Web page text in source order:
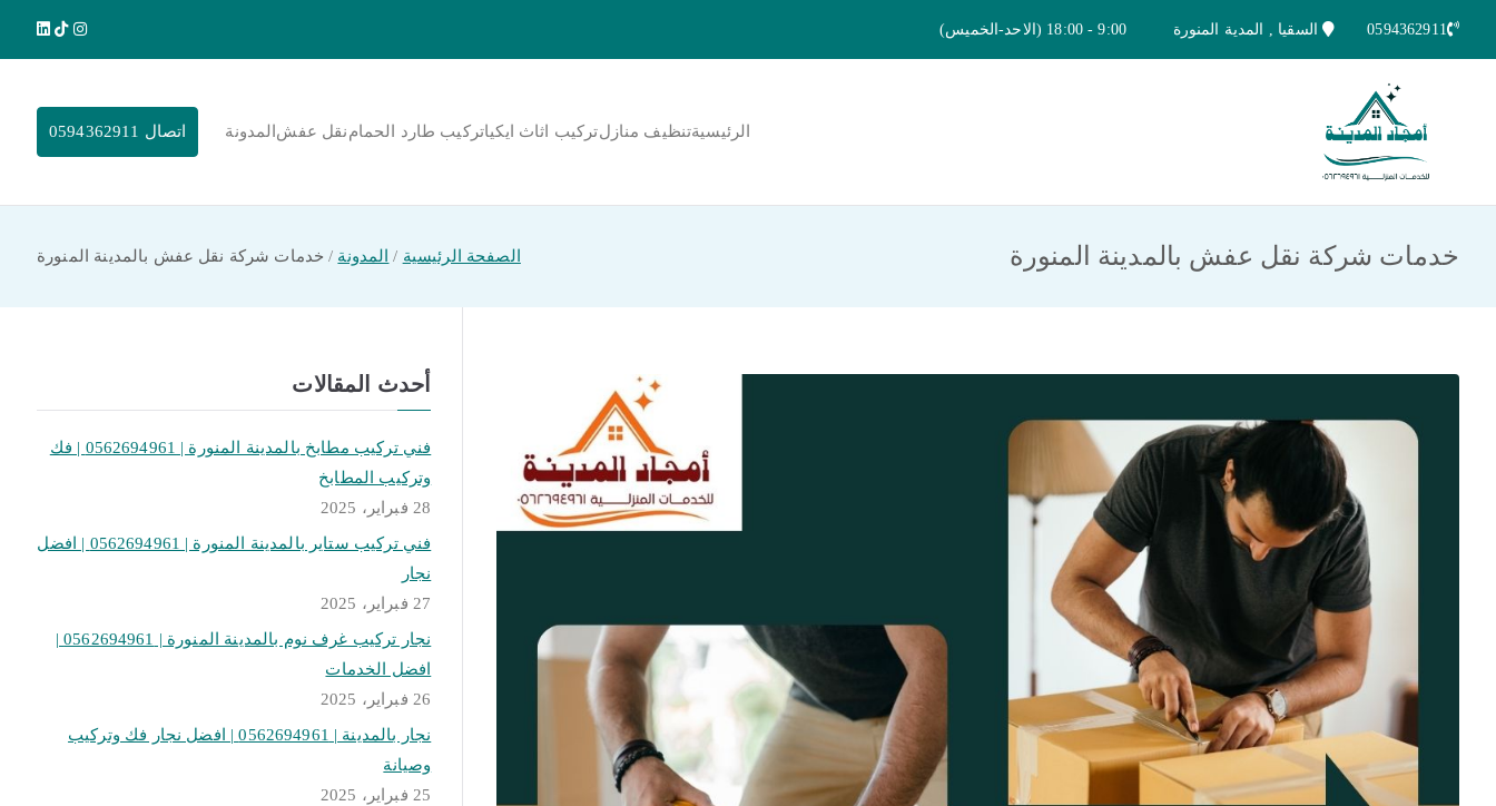
0594362911 السقيا , المدية المنورة
الرئيسيةتنظيف منازلتركيب اثاث ايكياتركيب طارد الحمامنقل عفش المدونة اتصال 0594362911
خدمات شركة نقل عفش بالمدينة المنورة الصفحة الرئيسية المدونة خدمات شركة نقل عفش بالمدينة المنورة
أحدث المقالات
فني تركيب مطابخ بالمدينة المنورة | 0562694961 | فك
وتركيب المطابخ
28 فبراير، 2025
فني تركيب ستاير بالمدينة المنورة | 0562694961 | افضل
نجار
27 فبراير، 2025
نجار تركيب غرف نوم بالمدينة المنورة | 0562694961 |
افضل الخدمات
26 فبراير، 2025
نجار بالمدينة | 0562694961 | افضل نجار فك وتركيب
وصيانة
25 فبراير، 2025